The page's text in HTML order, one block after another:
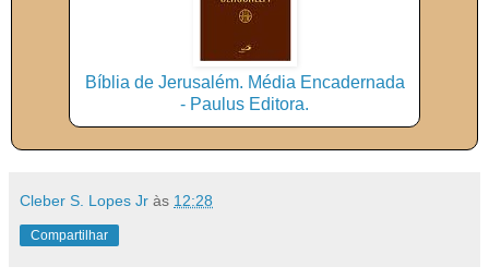
Bíblia de Jerusalém. Média Encadernada
- Paulus Editora.
Cleber S. Lopes Jr às 12:28
Compartilhar